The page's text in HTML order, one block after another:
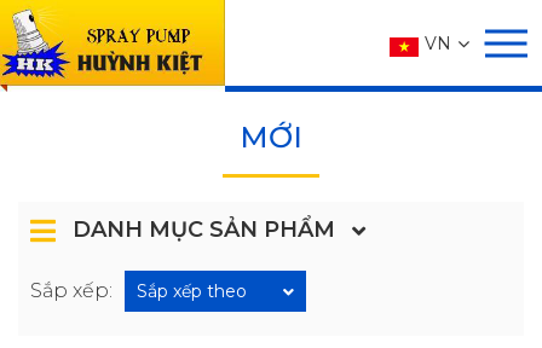
VN
SẢN PHẨM
Trang chủ SẢN PHẨM
MỚI
DANH MỤC SẢN PHẨM
Sắp xếp: Sắp xếp theo